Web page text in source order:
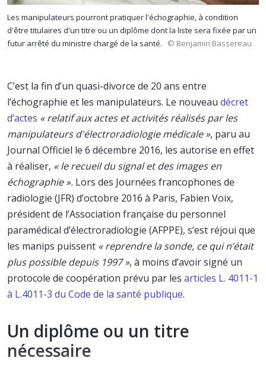
Les manipulateurs pourront pratiquer l'échographie, à condition
d'être titulaires d'un titre ou un diplôme dont la liste sera fixée par un
futur arrêté du ministre chargé de la santé.
© Benjamin Bassereau
C’est la fin d’un quasi-divorce de 20 ans entre
l’échographie et les manipulateurs. Le nouveau décret
d’actes « relatif aux actes et activités réalisés par les
manipulateurs d'électroradiologie médicale », paru au
Journal Officiel le 6 décembre 2016, les autorise en effet
à réaliser, « le recueil du signal et des images en
échographie ». Lors des Journées francophones de
radiologie (JFR) d’octobre 2016 à Paris, Fabien Voix,
président de l’Association française du personnel
paramédical d’électroradiologie (AFPPE), s’est réjoui que
les manips puissent « reprendre la sonde, ce qui n’était
plus possible depuis 1997 », à moins d’avoir signé un
protocole de coopération prévu par les articles L. 4011-1
à L.4011-3 du Code de la santé publique.
Un diplôme ou un titre
nécessaire